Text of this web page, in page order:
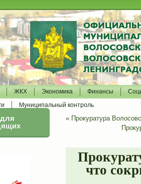
ЖКХ Экономика Финансы
Муниципальный контроль
« Прокуратура
что